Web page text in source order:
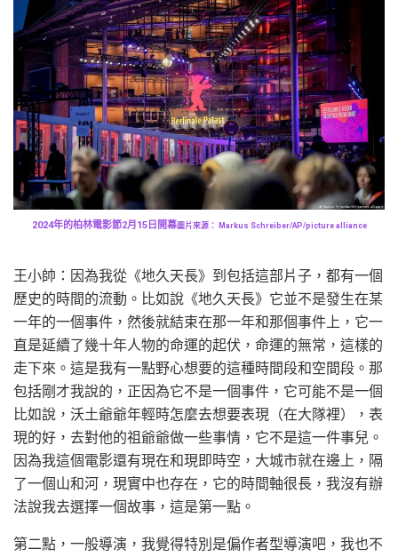
2024年的柏林電影節2月15日開幕圖片來源： Markus Schreiber/AP/picture alliance
王小帥：因為我從《地久天長》到包括這部片子，都有一個
歷史的時間的流動。比如說《地久天長》它並不是發生在某
一年的一個事件，然後就結束在那一年和那個事件上，它一
直是延續了幾十年人物的命運的起伏，命運的無常，這樣的
走下來。這是我有一點野心想要的這種時間段和空間段。那
包括剛才我說的，正因為它不是一個事件，它可能不是一個
比如說，沃土爺爺年輕時怎麼去想要表現（在大隊裡），表
現的好，去對他的祖爺爺做一些事情，它不是這一件事兒。
因為我這個電影還有現在和現即時空，大城市就在邊上，隔
了一個山和河，現實中也存在，它的時間軸很長，我沒有辦
法說我去選擇一個故事，這是第一點。
第二點，一般導演，我覺得特別是偏作者型導演吧，我也不